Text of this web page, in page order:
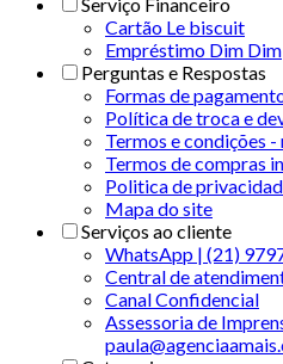
Cartão Le biscuit
Empréstimo Dim Dim
Perguntas e Respostas
Formas de
Política de troca e
Termos e condições
Termos de compras
Politica de
Mapa do site
Serviços ao cliente
WhatsApp | (21)
Central de
Canal Confidencial
Assessoria de